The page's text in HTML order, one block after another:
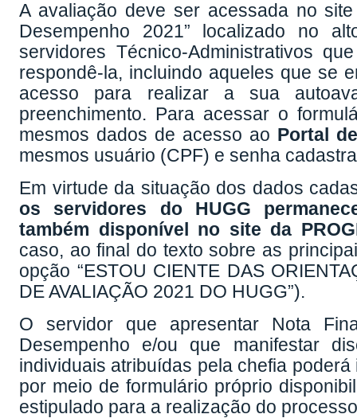
A avaliação deve ser acessada no
Desempenho 2021” localizado no
servidores Técnico-Administrativos
respondê-la, incluindo aqueles que se
acesso para realizar a sua
preenchimento. Para acessar o
mesmos dados de acesso ao Portal
mesmos usuário (CPF) e senha
Em virtude da situação dos dados
os servidores do HUGG
também disponível no site da
caso, ao final do texto sobre as
opção “ESTOU CIENTE DAS
DE AVALIAÇÃO 2021 DO HUGG”).
O servidor que apresentar Nota
Desempenho e/ou que manifestar
individuais atribuídas pela chefia
por meio de formulário próprio
estipulado para a realização do